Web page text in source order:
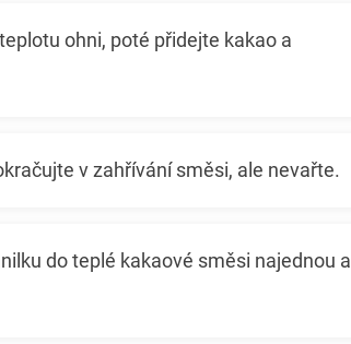
ohni, poté přidejte kakao a
v zahřívání směsi, ale nevařte.
do teplé kakaové směsi najednou a